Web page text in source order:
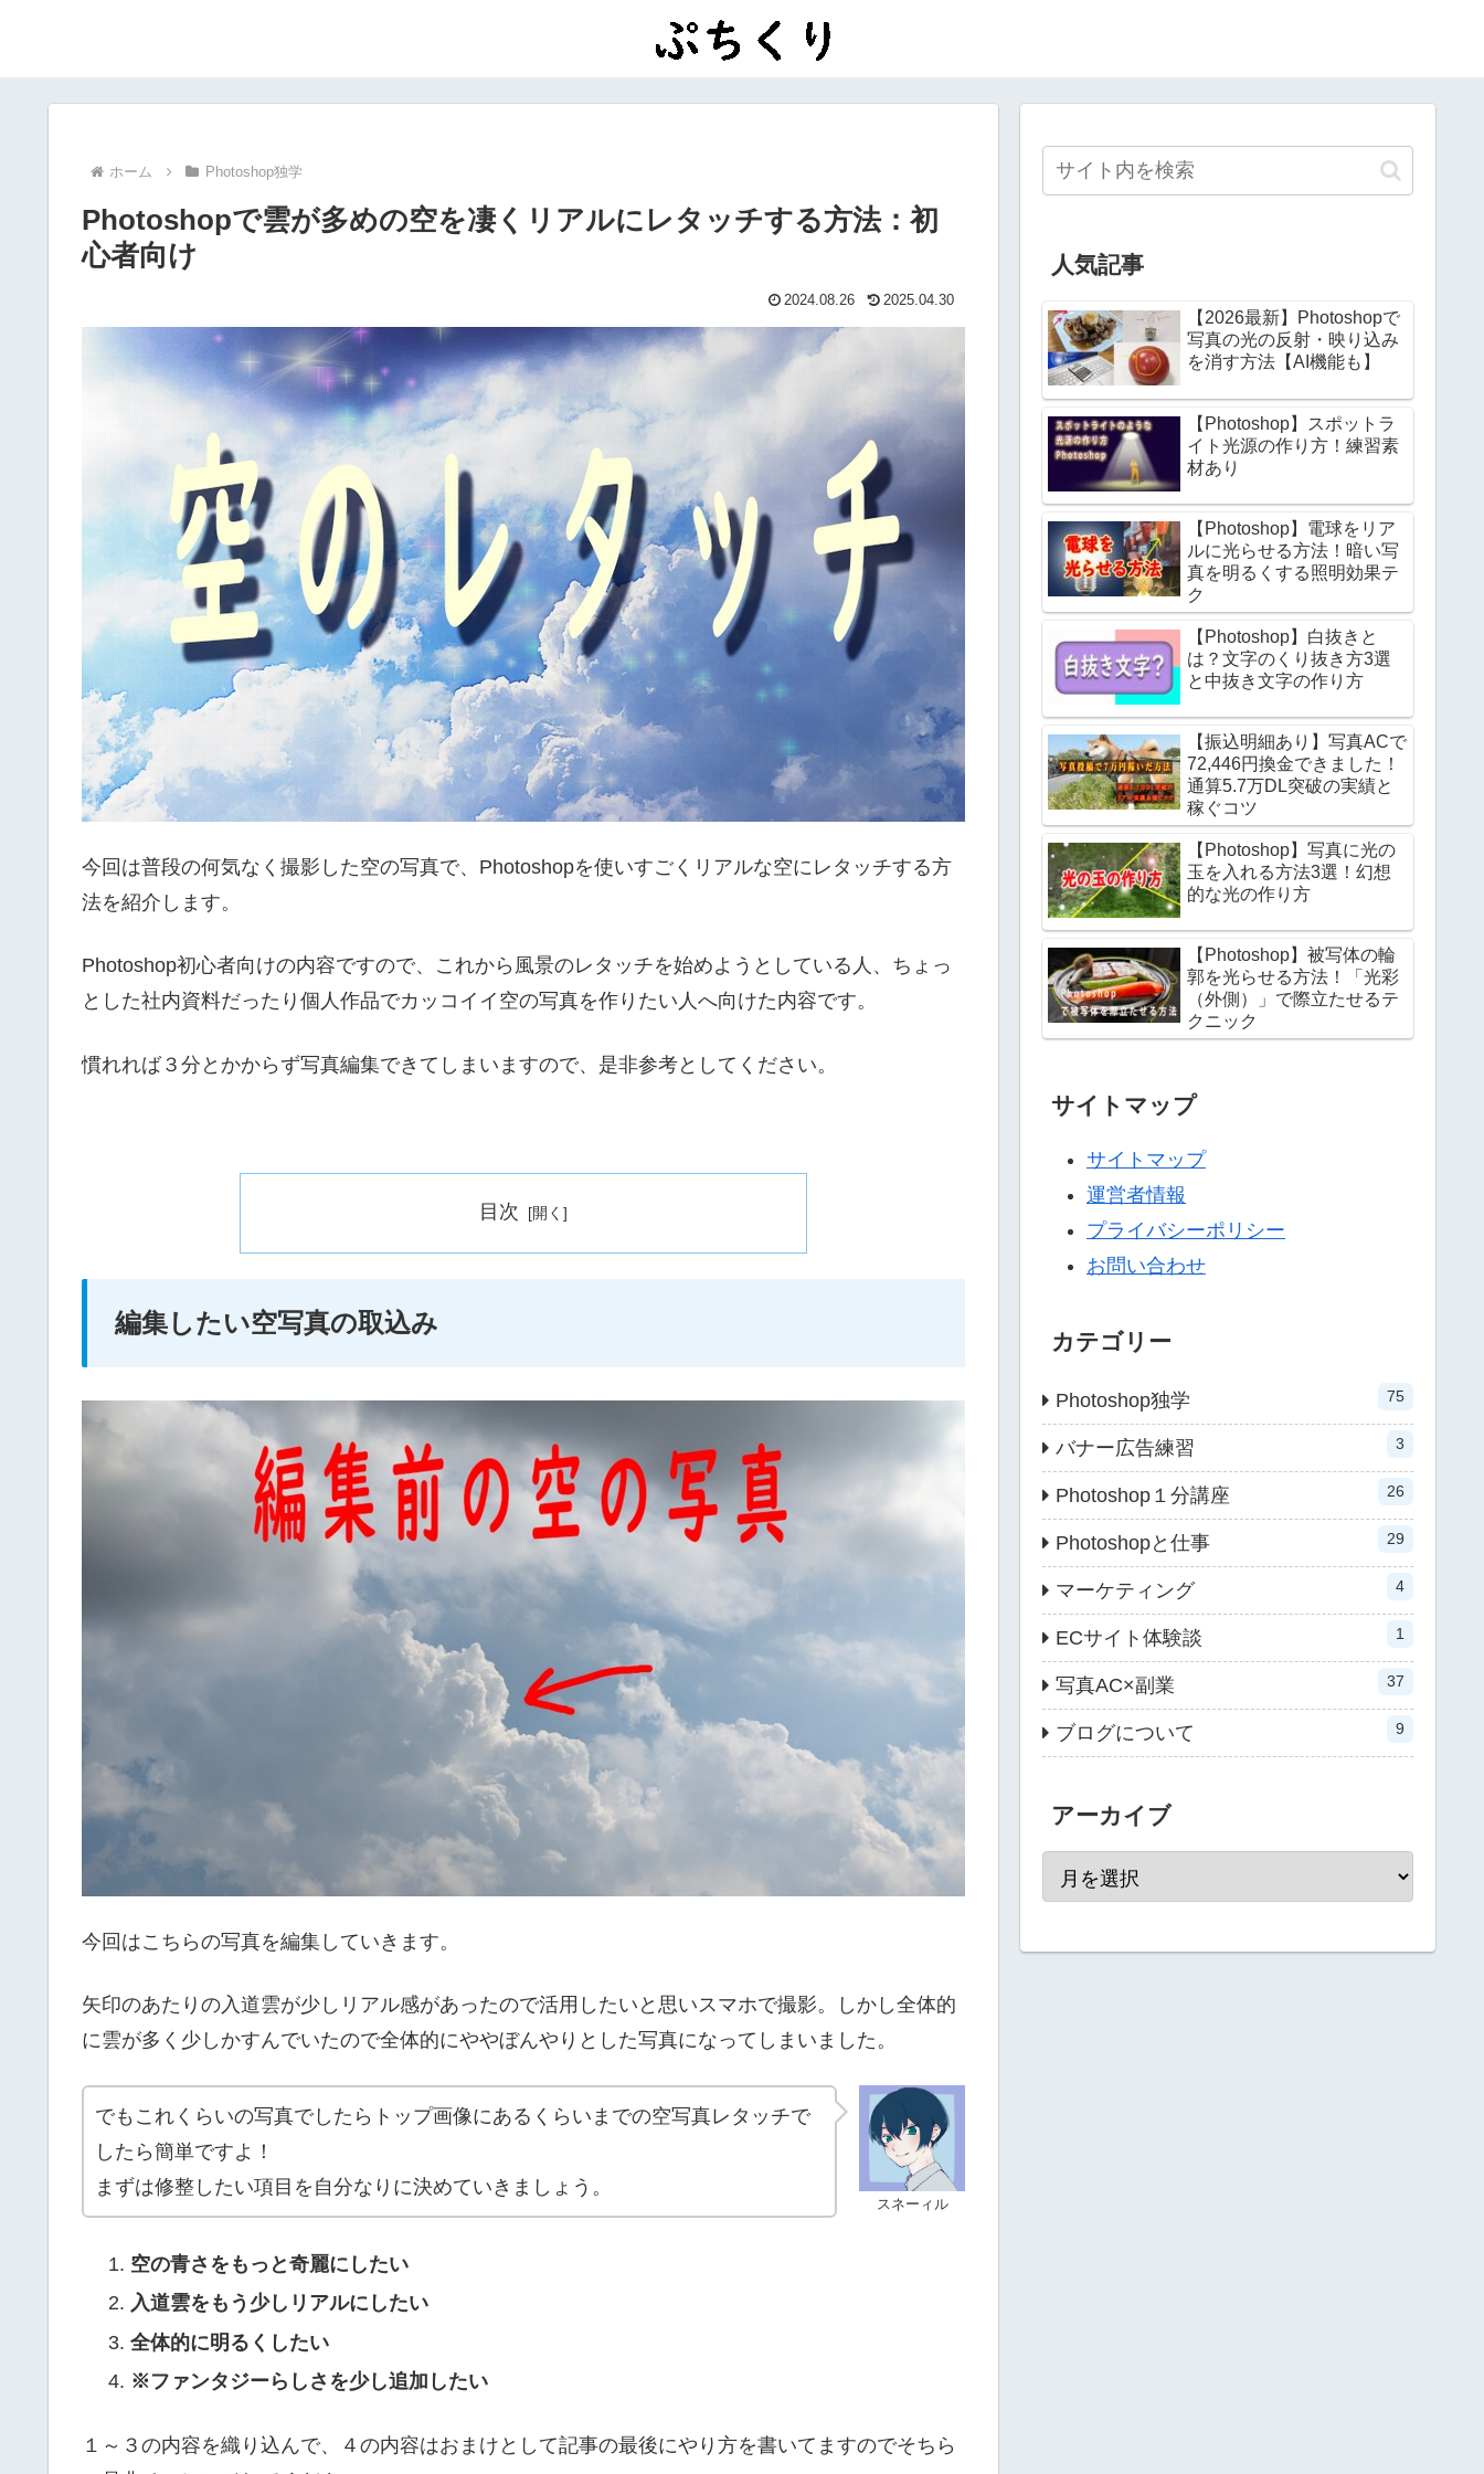
ホーム Photoshop独学
Photoshopで雲が多めの空を凄くリアルにレタッチする方法：初
心者向け
2024.08.26 2025.04.30
今回は普段の何気なく撮影した空の写真で、Photoshopを使いすごくリアルな空にレタッチする方
法を紹介します。
Photoshop初心者向けの内容ですので、これから風景のレタッチを始めようとしている人、ちょっ
とした社内資料だったり個人作品でカッコイイ空の写真を作りたい人へ向けた内容です。
慣れれば３分とかからず写真編集できてしまいますので、是非参考としてください。
目次
編集したい空写真の取込み
今回はこちらの写真を編集していきます。
矢印のあたりの入道雲が少しリアル感があったので活用したいと思いスマホで撮影。しかし全体的
に雲が多く少しかすんでいたので全体的にややぼんやりとした写真になってしまいました。
スネーィル
でもこれくらいの写真でしたらトップ画像にあるくらいまでの空写真レタッチで
したら簡単ですよ！
まずは修整したい項目を自分なりに決めていきましょう。
空の青さをもっと奇麗にしたい
入道雲をもう少しリアルにしたい
全体的に明るくしたい
※ファンタジーらしさを少し追加したい
１～３の内容を織り込んで、４の内容はおまけとして記事の最後にやり方を書いてますのでそちら
人気記事
【2026最新】Photoshopで
写真の光の反射・映り込み
を消す方法【AI機能も】
【Photoshop】スポットラ
イト光源の作り方！練習素
材あり
【Photoshop】電球をリア
ルに光らせる方法！暗い写
真を明るくする照明効果テ
ク
【Photoshop】白抜きと
は？文字のくり抜き方3選
と中抜き文字の作り方
【振込明細あり】写真ACで
72,446円換金できました！
通算5.7万DL突破の実績と
稼ぐコツ
【Photoshop】写真に光の
玉を入れる方法3選！幻想
的な光の作り方
【Photoshop】被写体の輪
郭を光らせる方法！「光彩
（外側）」で際立たせるテ
クニック
サイトマップ
サイトマップ
運営者情報
プライバシーポリシー
お問い合わせ
カテゴリー
Photoshop独学 75
バナー広告練習 3
Photoshop１分講座 26
Photoshopと仕事 29
マーケティング 4
ECサイト体験談 1
写真AC×副業 37
ブログについて 9
アーカイブ